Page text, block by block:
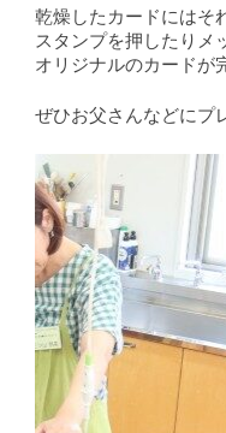
乾燥したカードにはそ
スタンプを押したりメ
オリジナルのカードが
ぜひお父さんなどにプ